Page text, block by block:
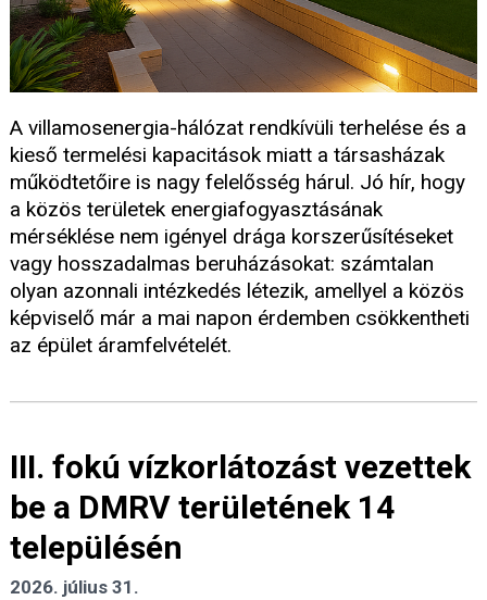
A villamosenergia-hálózat rendkívüli terhelése és a
kieső termelési kapacitások miatt a társasházak
működtetőire is nagy felelősség hárul. Jó hír, hogy
a közös területek energiafogyasztásának
mérséklése nem igényel drága korszerűsítéseket
vagy hosszadalmas beruházásokat: számtalan
olyan azonnali intézkedés létezik, amellyel a közös
képviselő már a mai napon érdemben csökkentheti
az épület áramfelvételét.
III. fokú vízkorlátozást vezettek
be a DMRV területének 14
településén
2026. július 31.